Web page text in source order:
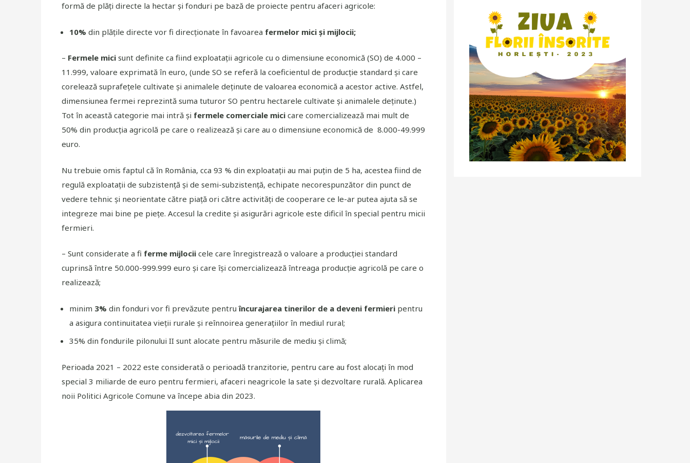
formă de plăți directe la hectar și fonduri pe bază de proiecte pentru afaceri agricole:
10% din plățile directe vor fi direcționate în favoarea fermelor mici și mijlocii;
– Fermele micisunt definite ca fiind exploatații agricole cu o dimensiune economică (SO) de 4.000 –
11.999, valoare exprimată în euro, (unde SO se referă la coeficientul de producție standard și care
corelează suprafețele cultivate și animalele deținute de valoarea economică a acestor active. Astfel,
dimensiunea fermei reprezintă suma tuturor SO pentru hectarele cultivate și animalele deținute.)
Tot în această categorie mai intră și fermele comerciale micicare comercializează mai mult de
50% din producţia agricolă pe care o realizează și care au o dimensiune economică de 8.000-49.999
euro.
Nu trebuie omis faptul că în România, cca 93 % din exploatații au mai puțin de 5 ha, acestea fiind de
regulă exploatații de subzistență și de semi-subzistență, echipate necorespunzător din punct de
vedere tehnic și neorientate către piață ori către activități de cooperare ce le-ar putea ajuta să se
integreze mai bine pe piețe. Accesul la credite și asigurări agricole este dificil în special pentru micii
fermieri.
– Sunt considerate a fi ferme mijlociicele care înregistrează o valoare a producției standard
cuprinsă între 50.000-999.999 euro și care îşi comercializează întreaga producţie agricolă pe care o
realizează;
minim 3% din fonduri vor fi prevăzute pentruîncurajarea tinerilor de a deveni fermieripentru
a asigura continuitatea vieții rurale și reînnoirea generațiilor în mediul rural;
35% din fondurile pilonului II sunt alocate pentru măsurile de mediu și climă;
Perioada 2021 – 2022 este considerată o perioadă tranzitorie, pentru care au fost alocați în mod
special 3 miliarde de euro pentru fermieri, afaceri neagricole la sate și dezvoltare rurală. Aplicarea
noii Politici Agricole Comune va începe abia din 2023.